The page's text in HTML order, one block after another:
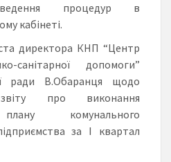
процедур в
кабінеті.
директора КНП “Центр
санітарної допомоги”
ради В.Обаранця щодо
про виконання
комунального
за І квартал